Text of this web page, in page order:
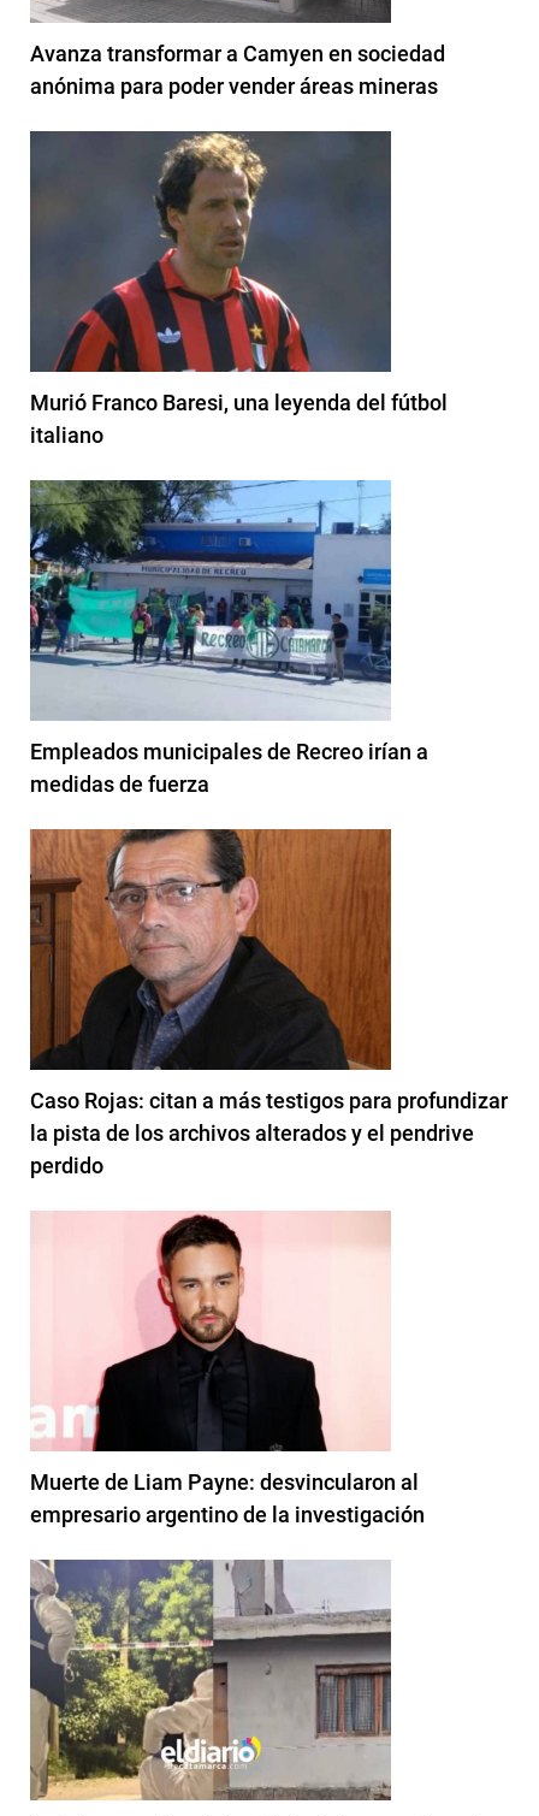
Avanza transformar a Camyen en sociedad
anónima para poder vender áreas mineras
Murió Franco Baresi, una leyenda del fútbol
italiano
Empleados municipales de Recreo irían a
medidas de fuerza
Caso Rojas: citan a más testigos para profundizar
la pista de los archivos alterados y el pendrive
perdido
Muerte de Liam Payne: desvincularon al
empresario argentino de la investigación